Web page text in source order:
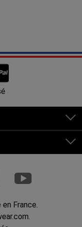
de 80€ d'achats.
France.